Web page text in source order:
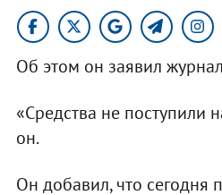
Об этом он заявил
«Средства не поступили
он.
Он добавил, что сегодня